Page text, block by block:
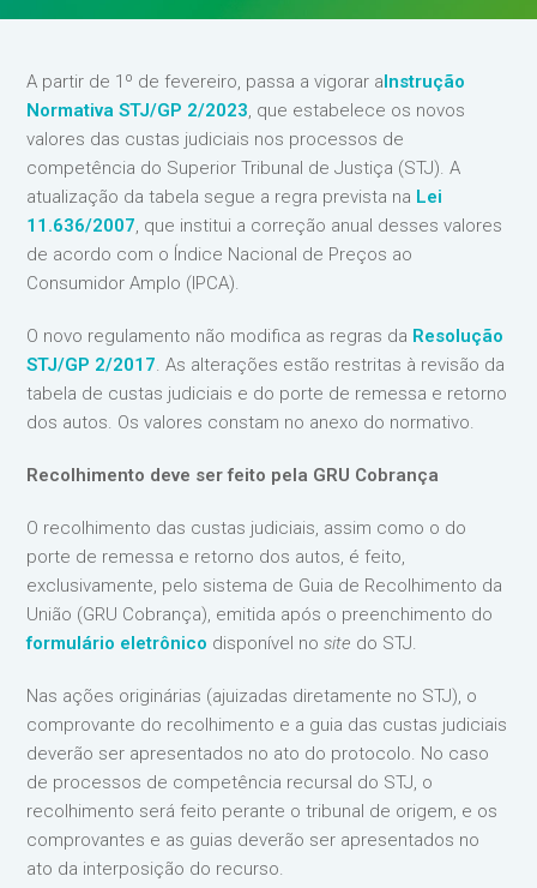
​A partir de 1º de fevereiro, passa a vigorar aInstrução
Normativa STJ/GP 2/2023, que estabelece os novos
valores das custas judiciais nos processos de
competência do Superior Tribunal de Justiça (STJ). A
atualização da tabela segue a regra prevista na Lei
11.636/2007, que institui a correção anual desses valores
de acordo com o Índice Nacional de Preços ao
Consumidor Amplo (IPCA).
O novo regulamento não modifica as regras da Resolução
STJ/GP 2/2017. As alterações estão restritas à revisão da
tabela de custas judiciais e do porte de remessa e retorno
dos autos. Os valores constam no anexo do normativo.
Recolhimento deve ser feito pela GRU Cobrança
O recolhimento das custas judiciais, assim como o do
porte de remessa e retorno dos autos, é feito,
exclusivamente, pelo sistema de Guia de Recolhimento da
União (GRU Cobrança), emitida após o preenchimento do
formulário eletrônico disponível nosite do STJ.
Nas ações originárias (ajuizadas diretamente no STJ), o
comprovante do recolhimento e a guia das custas judiciais
deverão ser apresentados no ato do protocolo. No caso
de processos de competência recursal do STJ, o
recolhimento será feito perante o tribunal de origem, e os
comprovantes e as guias deverão ser apresentados no
ato da interposição do recurso.